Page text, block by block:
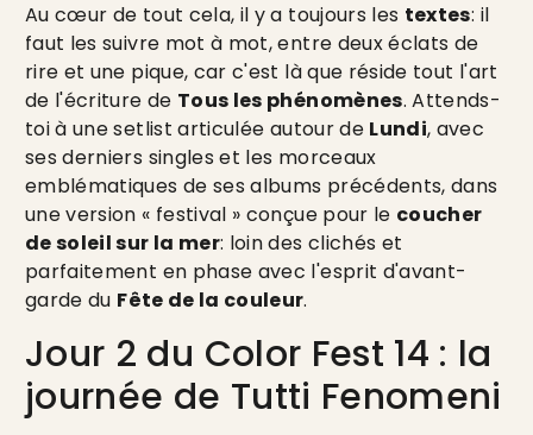
Au cœur de tout cela, il y a toujours les textes: il
faut les suivre mot à mot, entre deux éclats de
rire et une pique, car c'est là que réside tout l'art
de l'écriture de Tous les phénomènes. Attends-
toi à une setlist articulée autour de Lundi, avec
ses derniers singles et les morceaux
emblématiques de ses albums précédents, dans
une version « festival » conçue pour le coucher
de soleil sur la mer: loin des clichés et
parfaitement en phase avec l'esprit d'avant-
garde du Fête de la couleur.
Jour 2 du Color Fest 14 : la
journée de Tutti Fenomeni